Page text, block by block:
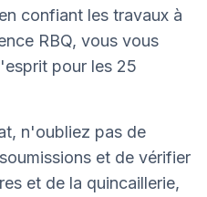
confiant les travaux à
RBQ, vous vous
pour les 25
n'oubliez pas de
et de vérifier
et de la quincaillerie,